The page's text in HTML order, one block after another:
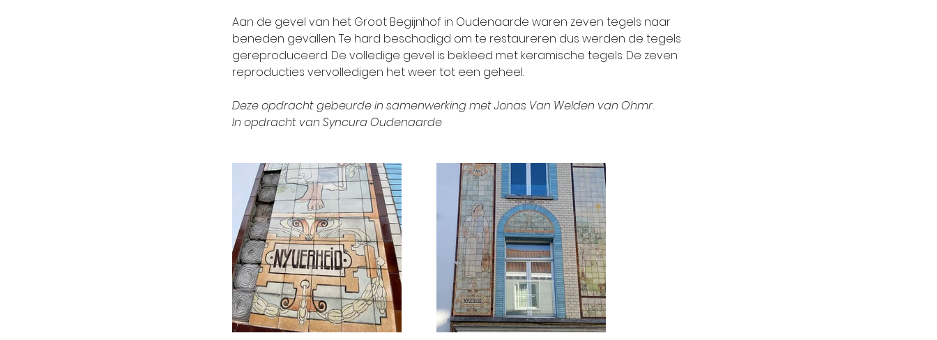
Aan de gevel van het Groot Begijnhof in Oudenaarde waren zeven tegels naar
beneden gevallen. Te hard beschadigd om te restaureren dus werden de tegels
gereproduceerd. De volledige gevel is bekleed met keramische tegels. De zeven
reproducties vervolledigen het weer tot een geheel.
Deze opdracht gebeurde in samenwerking met Jonas Van Welden van Ohmr.
In opdracht van Syncura Oudenaarde